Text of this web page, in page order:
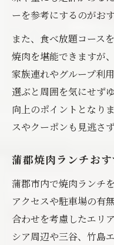
ーを参考にするのがおす
また、食べ放題コース
焼肉を堪能できますが
家族連れやグループ利
選ぶと周囲を気にせず
向上のポイントとなり
スやクーポンも見逃さ
蒲郡焼肉ランチお
蒲郡市内で焼肉ランチ
アクセスや駐車場の有
合わせを考慮したエリ
シア周辺や三谷、竹島